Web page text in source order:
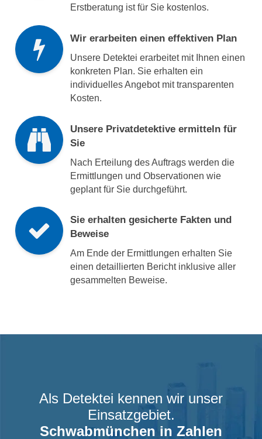
Erstberatung ist für Sie kostenlos.
Wir erarbeiten einen effektiven Plan
Unsere Detektei erarbeitet mit Ihnen einen
konkreten Plan. Sie erhalten ein
individuelles Angebot mit transparenten
Kosten.
Unsere Privatdetektive ermitteln für
Sie
Nach Erteilung des Auftrags werden die
Ermittlungen und Observationen wie
geplant für Sie durchgeführt.
Sie erhalten gesicherte Fakten und
Beweise
Am Ende der Ermittlungen erhalten Sie
einen detaillierten Bericht inklusive aller
gesammelten Beweise.
Als Detektei kennen wir unser
Einsatzgebiet.
Schwabmünchen in Zahlen